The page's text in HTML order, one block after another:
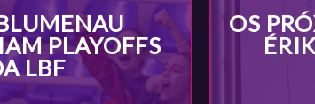
PLAYOFFS
LBF
OS